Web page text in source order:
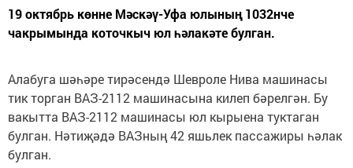
19 октябрь көнне Мәскәү-Уфа юлының 1032нче
чакрымында коточкыч юл һәлакәте булган.
Алабуга шәһәре тирәсендә Шевроле Нива машинасы
тик торган ВАЗ-2112 машинасына килеп бәрелгән. Бу
вакытта ВАЗ-2112 машинасы юл кырыена туктаган
булган. Нәтиҗәдә ВАЗның 42 яшьлек пассажиры һәлак
булган.